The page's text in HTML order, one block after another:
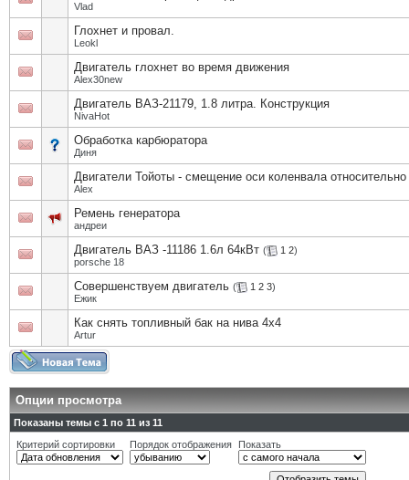
Vlad
Глохнет и провал.
Leokl
Двигатель глохнет во время движения
Alex30new
Двигатель ВАЗ-21179, 1.8 литра. Конструкция
NivaHot
Обработка карбюратора
Диня
Двигатели Тойоты - смещение оси коленвала
Alex
Ремень генератора
андреи
Двигатель ВАЗ -11186 1.6л 64кВт ( 1 2)
porsche 18
Совершенствуем двигатель ( 1 2 3)
Eжик
Как снять топливный бак на нива 4х4
Artur
Опции просмотра
Показаны темы с 1 по 11 из 11
Критерий сортировки
Порядок отображения Показать